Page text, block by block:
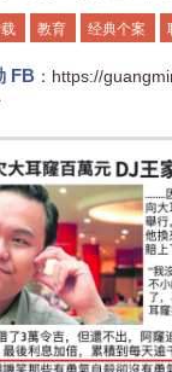
教育 经典个案
FB ：https://